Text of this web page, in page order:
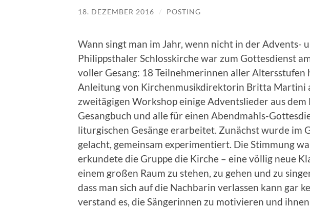
18. DEZEMBER 2016 / POSTING
Wann singt man im Jahr, wenn nicht in der Advents-
Philippsthaler Schlosskirche war zum Gottesdienst
voller Gesang: 18 Teilnehmerinnen aller Altersstufen
Anleitung von Kirchenmusikdirektorin Britta Martini
zweitägigen Workshop einige Adventslieder aus dem
Gesangbuch und alle für einen Abendmahls-
liturgischen Gesänge erarbeitet. Zunächst wurde im
gelacht, gemeinsam experimentiert. Die Stimmung
erkundete die Gruppe die Kirche – eine völlig neue
einem großen Raum zu stehen, zu gehen und zu
dass man sich auf die Nachbarin verlassen kann gar
verstand es, die Sängerinnen zu motivieren und